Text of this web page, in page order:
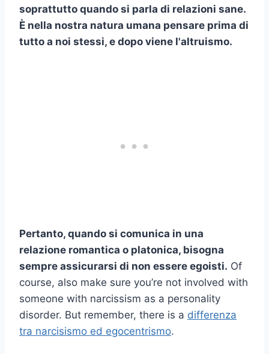
soprattutto quando si parla di relazioni sane.
È nella nostra natura umana pensare prima di
tutto a noi stessi, e dopo viene l'altruismo.
Pertanto, quando si comunica in una
relazione romantica o platonica, bisogna
sempre assicurarsi di non essere egoisti. Of
course, also make sure you’re not involved with
someone with narcissism as a personality
disorder. But remember, there is a differenza
tra narcisismo ed egocentrismo.